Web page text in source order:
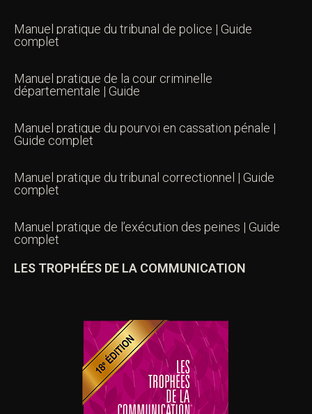
Manuel pratique du tribunal de police | Guide
complet
Manuel pratique de la cour criminelle
départementale | Guide
Manuel pratique du pourvoi en cassation pénale |
Guide complet
Manuel pratique du tribunal correctionnel | Guide
complet
Manuel pratique de l’exécution des peines | Guide
complet
LES TROPHÉES DE LA COMMUNICATION